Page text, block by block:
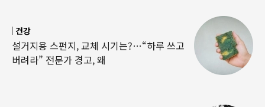
건강
설거지용 스펀지, 교체 시기는?…“하루 쓰고
버려라” 전문가 경고, 왜